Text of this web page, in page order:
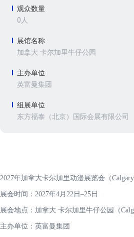
观众数量
0人
展馆名称
加拿大 卡尔加里牛仔公园
主办单位
英富曼集团
组展单位
东方福泰（北京）国际会展有限公司
2027年加拿大卡尔加里动漫展览会（Calgary
展会时间：2027年4月22日–25日
展会地点：加拿大 卡尔加里牛仔公园（
主办单位：英富曼集团